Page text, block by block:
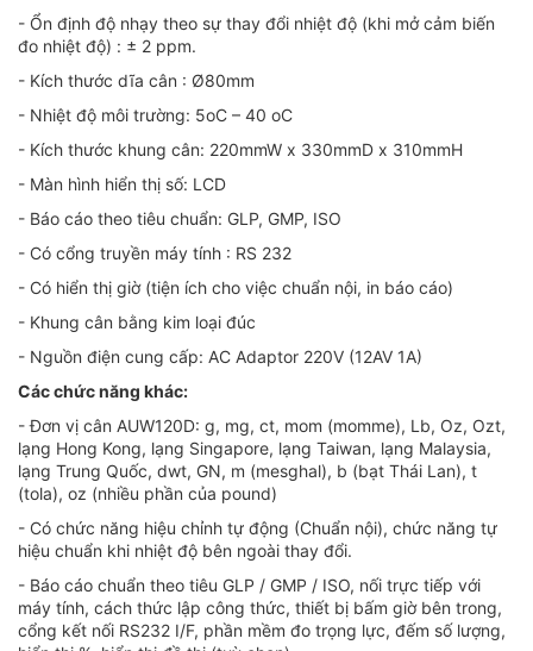
- Ổn định độ nhạy theo sự thay đổi nhiệt độ (khi mở cảm biến
đo nhiệt độ) : ± 2 ppm.
- Kích thước dĩa cân : Ø80mm
- Nhiệt độ môi trường: 5oC – 40 oC
- Kích thước khung cân: 220mmW x 330mmD x 310mmH
- Màn hình hiển thị số: LCD
- Báo cáo theo tiêu chuẩn: GLP, GMP, ISO
- Có cổng truyền máy tính : RS 232
- Có hiển thị giờ (tiện ích cho việc chuẩn nội, in báo cáo)
- Khung cân bằng kim loại đúc
- Nguồn điện cung cấp: AC Adaptor 220V (12AV 1A)
Các chức năng khác:
- Đơn vị cân AUW120D: g, mg, ct, mom (momme), Lb, Oz, Ozt,
lạng Hong Kong, lạng Singapore, lạng Taiwan, lạng Malaysia,
lạng Trung Quốc, dwt, GN, m (mesghal), b (bạt Thái Lan), t
(tola), oz (nhiều phần của pound)
- Có chức năng hiệu chỉnh tự động (Chuẩn nội), chức năng tự
hiệu chuẩn khi nhiệt độ bên ngoài thay đổi.
- Báo cáo chuẩn theo tiêu GLP / GMP / ISO, nối trực tiếp với
máy tính, cách thức lập công thức, thiết bị bấm giờ bên trong,
cổng kết nối RS232 I/F, phần mềm đo trọng lực, đếm số lượng,